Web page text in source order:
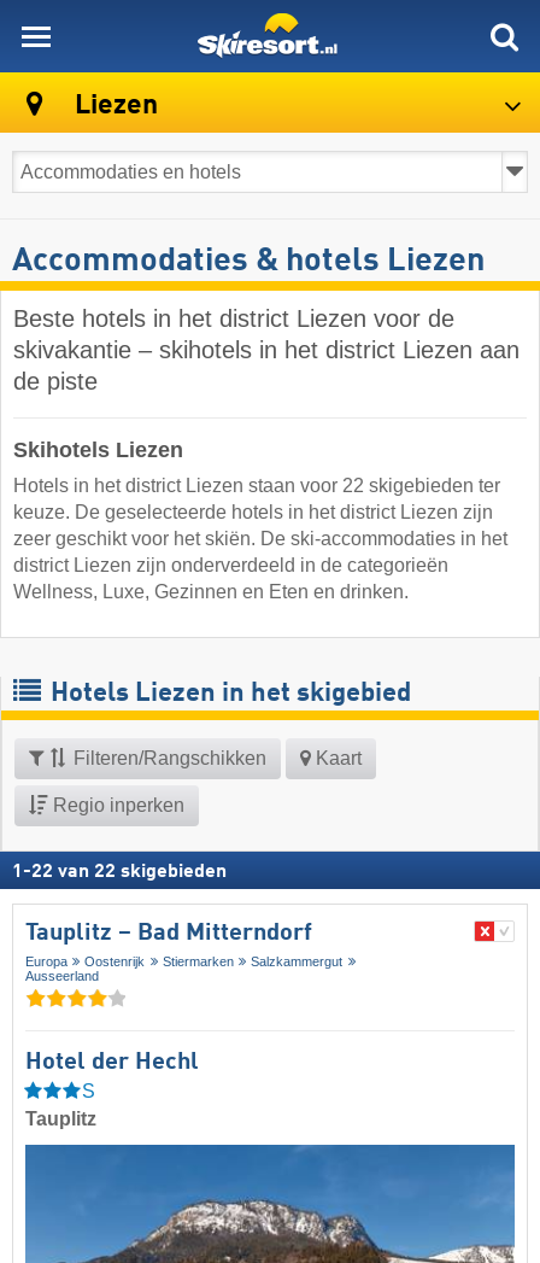
Liezen
Accommodaties & hotels Liezen
Beste hotels in het district Liezen voor de
skivakantie – skihotels in het district Liezen aan
de piste
Skihotels Liezen
Hotels in het district Liezen staan voor 22 skigebieden ter
keuze. De geselecteerde hotels in het district Liezen zijn
zeer geschikt voor het skiën. De ski-accommodaties in het
district Liezen zijn onderverdeeld in de categorieën
Wellness, Luxe, Gezinnen en Eten en drinken.
Hotels Liezen in het skigebied
Filteren/Rangschikken Kaart
Regio inperken
1 -22 van 22 skigebieden
Tauplitz – Bad Mitterndorf
Europa Oostenrijk Stiermarken
Salzkammergut
Ausseerland
Hotel der Hechl
S
Tauplitz